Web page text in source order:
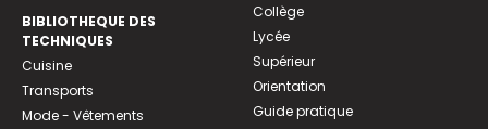
BIBLIOTHEQUE DES
TECHNIQUES
Cuisine
Transports
Mode - Vêtements
Collège
Lycée
Supérieur
Orientation
Guide pratique